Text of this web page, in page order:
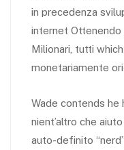
in precedenza
internet Ottenendo
Milionari, tutti
monetariamente
Wade contends he
nient’altro che
auto-definito